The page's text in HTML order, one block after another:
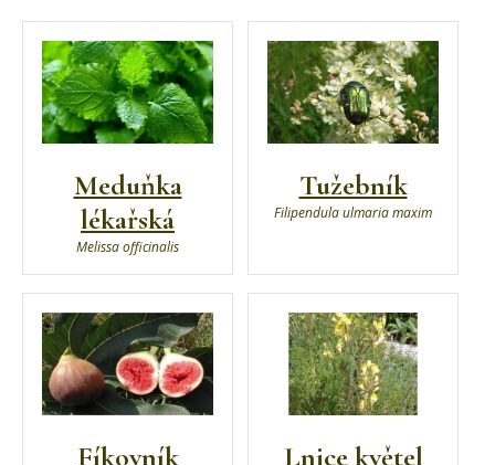
Meduňka
lékařská
Melissa officinalis
Tužebník
Filipendula ulmaria maxim
Fíkovník Lnice květel